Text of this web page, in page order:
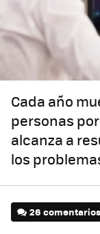
Cada año
personas
alcanza a
los
26 comentarios